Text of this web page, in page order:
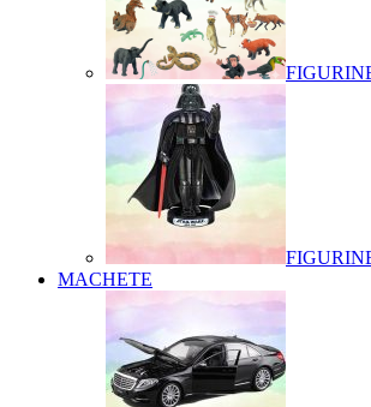
MACHETE